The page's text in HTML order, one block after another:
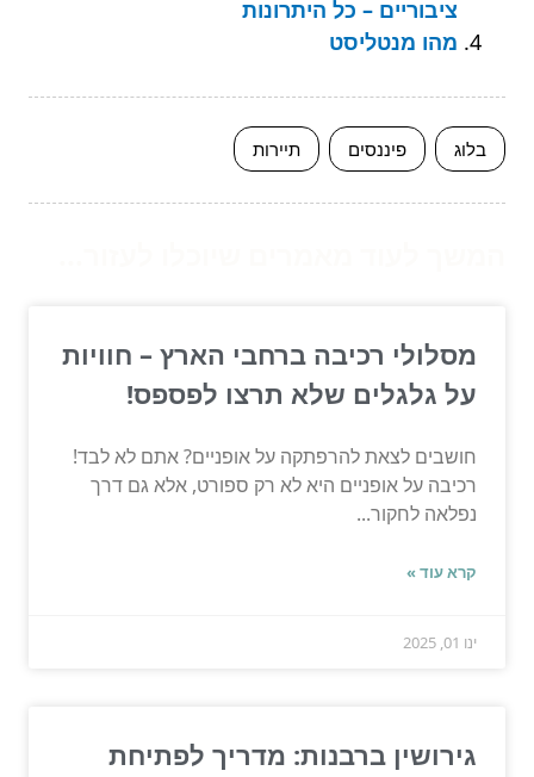
ציבוריים – כל היתרונות
מהו מנטליסט
בלוג פיננסים תיירות
מסלולי רכיבה ברחבי הארץ – חוויות
על גלגלים שלא תרצו לפספס!
חושבים לצאת להרפתקה על אופניים? אתם לא לבד!
רכיבה על אופניים היא לא רק ספורט, אלא גם דרך
נפלאה לחקור...
קרא עוד »
ינו 01, 2025
גירושין ברבנות: מדריך לפתיחת